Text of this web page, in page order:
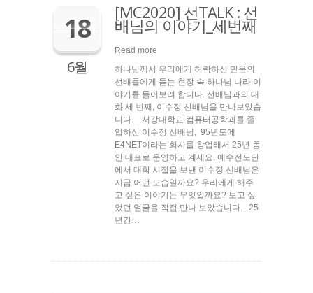
18
6월
[MC2020] 선TALK : 선
배님의 이야기_세번째
Read more
하나님께서 우리에게 허락하신 믿음의
선배들에게 듣는 현장 속 하나님 나라 이
야기를 들어보려 합니다. 선배님과의 대
화 세 번째, 이수정 선배님을 만나보았습
니다. 서강대학교 컴퓨터공학과를 졸
업하신 이수정 선배님, 95년도에
E4NET이라는 회사를 창업해서 25년 동
안 대표로 운영하고 계세요. 예수전도단
에서 대학 시절을 보낸 이수정 선배님은
지금 어떤 모습일까요? 우리에게 해주
고 싶은 이야기는 무엇일까요? 보고 싶
었던 얼굴을 직접 만나 보았습니다. 25
년간…